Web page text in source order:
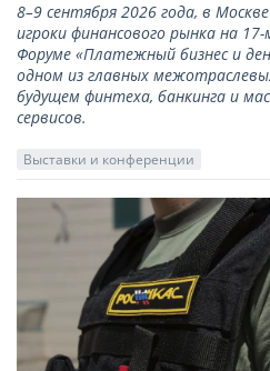
8–9 сентября 2026 года, в
игроки финансового рынка на
Форуме «Платежный бизнес и
одном из главных
будущем финтеха, банкинга и
сервисов.
Выставки и конференции